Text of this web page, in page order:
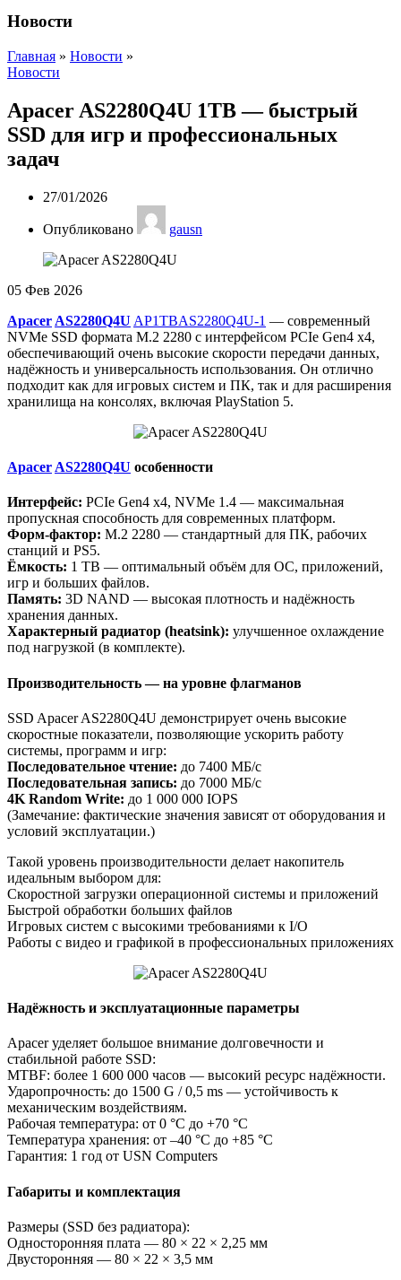
Новости
Главная » Новости »
Новости
Apacer AS2280Q4U 1TB — быстрый
SSD для игр и профессиональных
задач
27/01/2026
Опубликовано gausn
05 Фев 2026
Apacer AS2280Q4U AP1TBAS2280Q4U-1 — современный
NVMe SSD формата M.2 2280 с интерфейсом PCIe Gen4 x4,
обеспечивающий очень высокие скорости передачи данных,
надёжность и универсальность использования. Он отлично
подходит как для игровых систем и ПК, так и для расширения
хранилища на консолях, включая PlayStation 5.
Apacer AS2280Q4U особенности
Интерфейс: PCIe Gen4 x4, NVMe 1.4 — максимальная
пропускная способность для современных платформ.
Форм-фактор: M.2 2280 — стандартный для ПК, рабочих
станций и PS5.
Ёмкость: 1 TB — оптимальный объём для ОС, приложений,
игр и больших файлов.
Память: 3D NAND — высокая плотность и надёжность
хранения данных.
Характерный радиатор (heatsink): улучшенное охлаждение
под нагрузкой (в комплекте).
Производительность — на уровне флагманов
SSD Apacer AS2280Q4U демонстрирует очень высокие
скоростные показатели, позволяющие ускорить работу
системы, программ и игр:
Последовательное чтение: до 7400 МБ/с
Последовательная запись: до 7000 МБ/с
4K Random Write: до 1 000 000 IOPS
(Замечание: фактические значения зависят от оборудования и
условий эксплуатации.)
Такой уровень производительности делает накопитель
идеальным выбором для:
Скоростной загрузки операционной системы и приложений
Быстрой обработки больших файлов
Игровых систем с высокими требованиями к I/O
Работы с видео и графикой в профессиональных приложениях
Надёжность и эксплуатационные параметры
Apacer уделяет большое внимание долговечности и
стабильной работе SSD:
MTBF: более 1 600 000 часов — высокий ресурс надёжности.
Ударопрочность: до 1500 G / 0,5 ms — устойчивость к
механическим воздействиям.
Рабочая температура: от 0 °C до +70 °C
Температура хранения: от –40 °C до +85 °C
Гарантия: 1 год от USN Computers
Габариты и комплектация
Размеры (SSD без радиатора):
Односторонняя плата — 80 × 22 × 2,25 мм
Двусторонняя — 80 × 22 × 3,5 мм